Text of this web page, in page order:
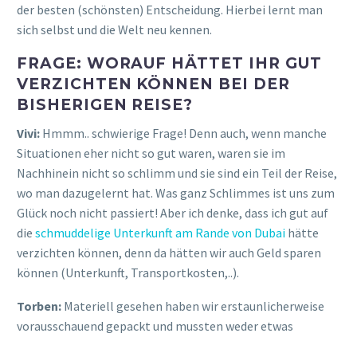
der besten (schönsten) Entscheidung. Hierbei lernt man
sich selbst und die Welt neu kennen.
FRAGE: WORAUF HÄTTET IHR GUT
VERZICHTEN KÖNNEN BEI DER
BISHERIGEN REISE?
Vivi: Hmmm.. schwierige Frage! Denn auch, wenn manche
Situationen eher nicht so gut waren, waren sie im
Nachhinein nicht so schlimm und sie sind ein Teil der Reise,
wo man dazugelernt hat. Was ganz Schlimmes ist uns zum
Glück noch nicht passiert! Aber ich denke, dass ich gut auf
die schmuddelige Unterkunft am Rande von Dubai hätte
verzichten können, denn da hätten wir auch Geld sparen
können (Unterkunft, Transportkosten,..).
Torben: Materiell gesehen haben wir erstaunlicherweise
vorausschauend gepackt und mussten weder etwas